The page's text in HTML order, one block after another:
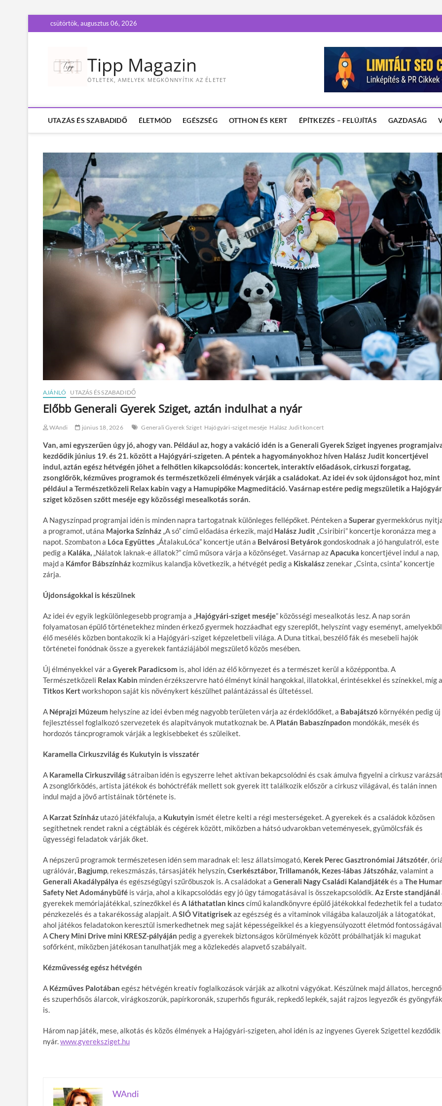
k
n
csütörtök, augusztus 06, 2026
Tipp Magazin
ÖTLETEK, AMELYEK MEGKÖNNYÍTIK AZ ÉLETET
UTAZÁS ÉS SZABADIDŐ ÉLETMÓD EGÉSZSÉG OTTHON ÉS KERT ÉPÍTKEZÉS – FELÚJÍTÁS GAZDASÁG
AJÁNLÓ UTAZÁS ÉS SZABADIDŐ
Előbb Generali Gyerek Sziget, aztán indulhat a nyár
WAndi június 18, 2026 Generali Gyerek Sziget Hajógyári-sziget meséje Halász Judit koncert
Van, ami egyszerűen úgy jó, ahogy van. Például az, hogy a vakáció idén is a Generali Gyerek Sziget ingyenes
kezdődik június 19. és 21. között a Hajógyári-szigeten. A péntek a hagyományokhoz híven Halász Judit koncertjével
indul, aztán egész hétvégén jöhet a felhőtlen kikapcsolódás: koncertek, interaktív előadások, cirkuszi forgatag,
zsonglőrök, kézműves programok és természetközeli élmények várják a családokat. Az idei év sok újdonságot hoz, mint
például a Természetközeli Relax kabin vagy a Hamupipőke Magmeditáció. Vasárnap estére pedig megszületik a
sziget közösen szőtt meséje egy közösségi mesealkotás során.
A Nagyszínpad programjai idén is minden napra tartogatnak különleges fellépőket. Pénteken a Superargyermekkórus
a programot, utána Majorka Színház „A só” című előadása érkezik, majd Halász Judit „Csiribiri” koncertje koronázza meg a
napot. Szombaton a Lóca Együttes „ÁtalakuLóca” koncertje után a Belvárosi Betyárokgondoskodnak a jó hangulatról, este
pedig a Kaláka, „Nálatok laknak-e állatok?” című műsora várja a közönséget. Vasárnap azApacuka koncertjével indul a nap,
majd a Kámfor Bábszínház kozmikus kalandja következik, a hétvégét pedig a Kiskalászzenekar „Csinta, csinta” koncertje
zárja.
Újdonságokkal is készülnek
Az idei év egyik legkülönlegesebb programja a „Hajógyári-sziget meséje” közösségi mesealkotás lesz. A nap során
folyamatosan épülő történetekhez minden érkező gyermek hozzáadhat egy szereplőt, helyszínt vagy eseményt, amelyekből
élő mesélés közben bontakozik ki a Hajógyári-sziget képzeletbeli világa. A Duna titkai, beszélő fák és mesebeli hajók
történetei fonódnak össze a gyerekek fantáziájából megszülető közös mesében.
Új élményekkel vár a Gyerek Paradicsom is, ahol idén az élő környezet és a természet kerül a középpontba. A
Természetközeli Relax Kabin minden érzékszervre ható élményt kínál hangokkal, illatokkal, érintésekkel és színekkel, míg a
Titkos Kertworkshopon saját kis növénykert készülhet palántázással és ültetéssel.
A Néprajzi Múzeum helyszíne az idei évben még nagyobb területen várja az érdeklődőket, a Babajátszó környékén pedig új
fejlesztéssel foglalkozó szervezetek és alapítványok mutatkoznak be. A Platán Babaszínpadon mondókák, mesék és
hordozós táncprogramok várják a legkisebbeket és szüleiket.
Karamella Cirkuszvilág és Kukutyin is visszatér
A Karamella Cirkuszvilágsátraiban idén is egyszerre lehet aktívan bekapcsolódni és csak ámulva figyelni a cirkusz
A zsonglőrködés, artista játékok és bohóctréfák mellett sok gyerek itt találkozik először a cirkusz világával, és talán innen
indul majd a jövő artistáinak története is.
A Karzat Színház utazó játékfaluja, a Kukutyin ismét életre kelti a régi mesterségeket. A gyerekek és a családok közösen
segíthetnek rendet rakni a cégtáblák és cégérek között, miközben a hátsó udvarokban veteményesek, gyümölcsfák és
ügyességi feladatok várják őket.
A népszerű programok természetesen idén sem maradnak el: lesz állatsimogató, Kerek Perec Gasztronómiai Játszótér,
ugrálóvár, Bagjump, rekeszmászás, társasjáték helyszín,Cserkésztábor, Trillamanók, Kezes-lábas Játszóház, valamint a
Generali Akadálypálya és egészségügyi szűrőbuszok is. A családokat a Generali Nagy Családi Kalandjátékés a The
Safety Net Adománybüfé is várja, ahol a kikapcsolódás egy jó ügy támogatásával is összekapcsolódik.Az Erste standjánál
gyerekek memóriajátékkal, színezőkkel és A láthatatlan kincs című kalandkönyvre épülő játékokkal fedezhetik fel a
pénzkezelés és a takarékosság alapjait. ASIÓ Vitatigrisekaz egészség és a vitaminok világába kalauzolják a látogatókat,
ahol játékos feladatokon keresztül ismerkedhetnek meg saját képességeikkel és a kiegyensúlyozott életmód
AChery Mini Drive mini KRESZ-pályáján pedig a gyerekek biztonságos körülmények között próbálhatják ki magukat
sofőrként, miközben játékosan tanulhatják meg a közlekedés alapvető szabályait.
Kézművesség egész hétvégén
A Kézműves Palotában egész hétvégén kreatív foglalkozások várják az alkotni vágyókat. Készülnek majd állatos,
és szuperhősös álarcok, virágkoszorúk, papírkoronák, szuperhős figurák, repkedő lepkék, saját rajzos legyezők és gyöngyfák
is.
Három nap játék, mese, alkotás és közös élmények a Hajógyári-szigeten, ahol idén is az ingyenes Gyerek Szigettel kezdődik
nyár.www.gyereksziget.hu
WAndi